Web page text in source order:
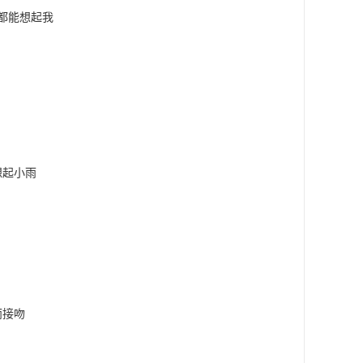
能想起我
小雨
接吻